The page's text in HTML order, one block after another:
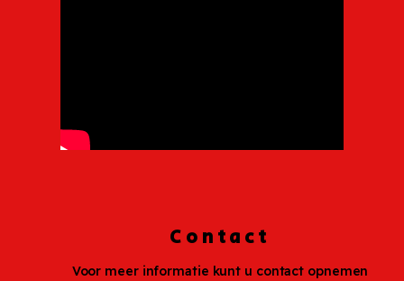
Contact
Voor meer informatie kunt u contact opnemen